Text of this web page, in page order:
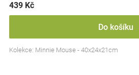
439 Kč
Do košíku
Kolekce: Minnie Mouse - 40x24x21cm